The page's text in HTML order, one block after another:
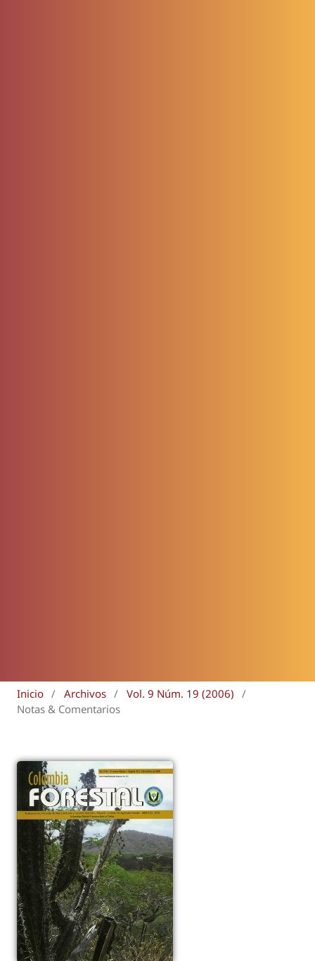
Inicio / Archivos / Vol. 9 Núm. 19 (2006)
/
Notas & Comentarios